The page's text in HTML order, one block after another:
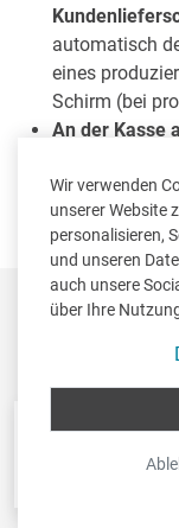
Wir verwenden
unserer Website
personalisieren,
und unseren
auch unsere
über Ihre
automatisch
eines
Schirm (bei
An der Kasse
keine
Unsere
Book-in